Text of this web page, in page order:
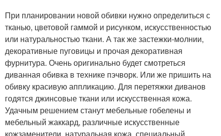
При планировании новой обивки нужно определиться с
тканью, цветовой гаммой и рисунком, искусственностью
или натуральностью ткани. А так же застежки-молнии,
декоративные пуговицы и прочая декоративная
фурнитура. Очень оригинально будет смотреться
диванная обивка в технике пэчворк. Или же пришить на
обивку красивую аппликацию. Для перетяжки диванов
годятся джинсовые ткани или искусственная кожа.
Удачным решением станут мебельные гобелены и
мебельный жаккард, различные искусственные